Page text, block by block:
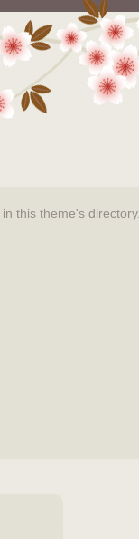
in this theme's directory.